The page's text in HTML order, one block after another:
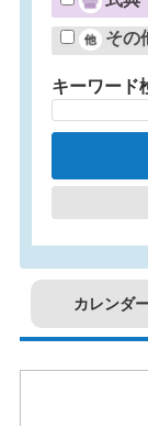
その
キーワード
カレンダ